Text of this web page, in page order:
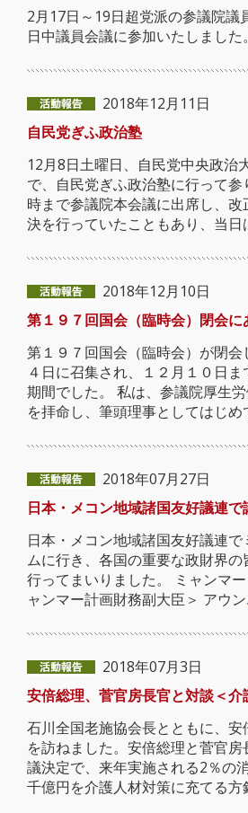
2月17日～19日超党派の参議院議
日中議員会議に参加いたしました。
2018年12月11日
自民党ぎふ政治塾
12月8日土曜日、自民党中央政治
で、自民党ぎふ政治塾に行って
時まで参議院本会議に出席し、
決を行っていたこともあり、当日
2018年12月10日
第１９７回国会（臨時会）閉会に
第１９７回国会（臨時会）が閉会
４日に召集され、１２月１０日
期間でした。 私は、参議院厚生
を拝命し、筆頭理事としてはじめ
2018年07月27日
日本・メコン地域諸国友好議連で
日本・メコン地域諸国友好議連
ムに行き、各国の重要な政財界
行ってまいりました。 ミャンマ
ャンマー計画財務副大臣＞ アウン
2018年07月3日
安倍総理、菅官房長官と対談＜介
石川全国老施協会長とともに、
を訪ねました。安倍総理と菅官
議決定で、来年実施される2％の
千億円を介護人材対策に充てる方